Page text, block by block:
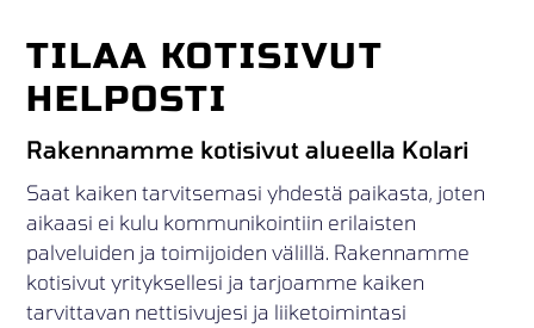
TILAA KOTISIVUT
HELPOSTI
Rakennamme kotisivut alueella Kolari
Saat kaiken tarvitsemasi yhdestä paikasta, joten
aikaasi ei kulu kommunikointiin erilaisten
palveluiden ja toimijoiden välillä. Rakennamme
kotisivut yrityksellesi ja tarjoamme kaiken
tarvittavan nettisivujesi ja liiketoimintasi